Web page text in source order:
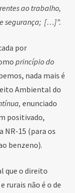
ao trabalho,
segurança; […]”.
por
princípio do
nada mais é
Ambiental do
enunciado
positivado,
NR-15 (para os
benzeno).
que o direito
rurais não é o de